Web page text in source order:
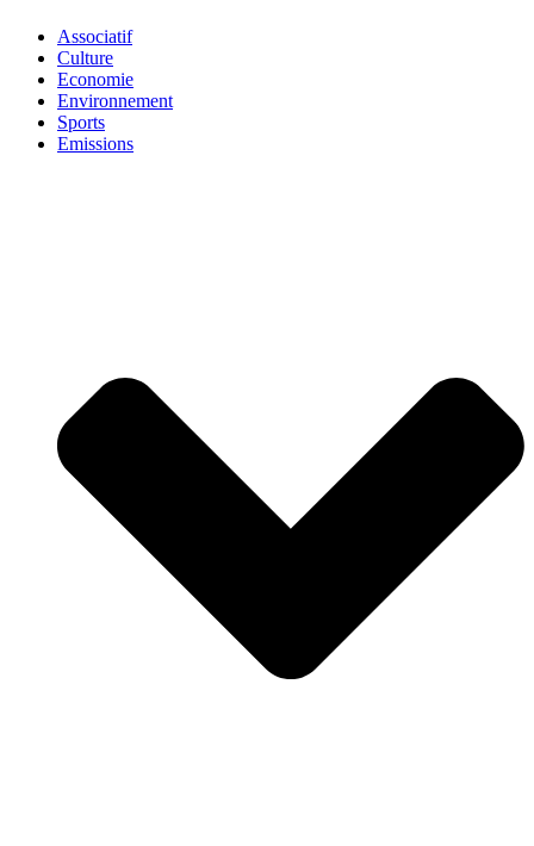
Associatif
Culture
Economie
Environnement
Sports
Emissions